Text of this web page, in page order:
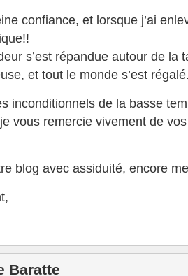
confiance, et lorsque j’ai
s’est répandue autour de la
et tout le monde s’est
inconditionnels de la basse
vous remercie vivement de
blog avec assiduité, encore
Baratte